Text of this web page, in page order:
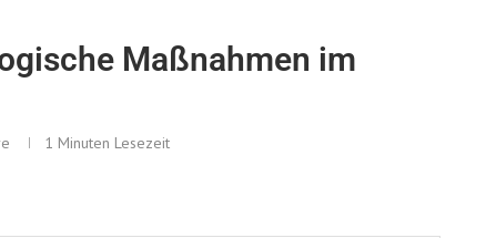
Maßnahmen im
1 Minuten Lesezeit